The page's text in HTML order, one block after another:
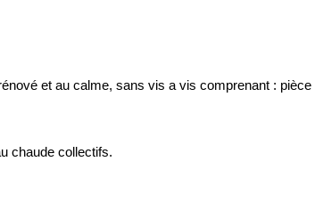
et au calme, sans vis a vis comprenant : pièce
chaude collectifs.